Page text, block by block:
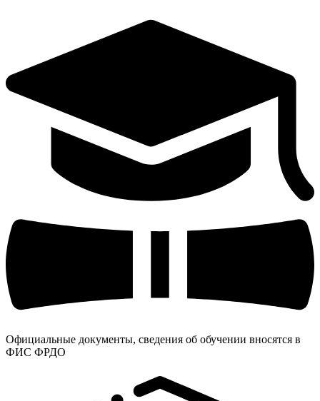
Официальные документы, сведения об обучении вносятся в
ФИС ФРДО